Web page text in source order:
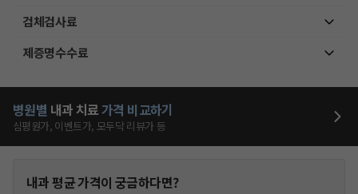
검체검사료
제증명수수료
병원별 내과 치료가격 비교하기
심평원가, 이벤트가, 모두닥 리뷰가 등
내과평균 가격이 궁금하다면?